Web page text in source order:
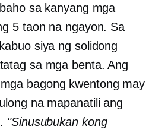
sa kanyang mga
5 taon na ngayon. Sa
siya ng solidong
sa mga benta. Ang
bagong kwentong may
na mapanatili ang
"Sinusubukan kong